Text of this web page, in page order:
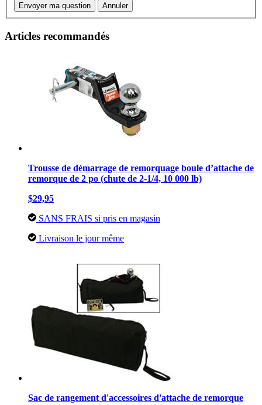
Envoyer ma question Annuler
Articles recommandés
Trousse de démarrage de remorquage boule d’attache de
remorque de 2 po (chute de 2-1/4, 10 000 lb)
$29,95
SANS FRAIS si pris en magasin
Livraison le jour même
Sac de rangement d'accessoires d'attache de remorque